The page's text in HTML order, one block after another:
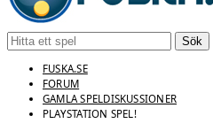
Sök
FUSKA.SE
FORUM
GAMLA SPELDISKUSSIONER
PLAYSTATION SPEL!